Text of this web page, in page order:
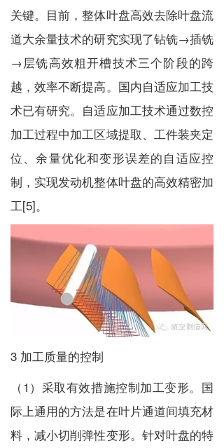
关键。目前，整体叶盘高效去除叶盘流
道大余量技术的研究实现了钻铣→插铣
→层铣高效粗开槽技术三个阶段的跨
越，效率不断提高。国内自适应加工技
术已有研究。自适应加工技术通过数控
加工过程中加工区域提取、工件装夹定
位、余量优化和变形误差的自适应控
制，实现发动机整体叶盘的高效精密加
工[5]。
3 加工质量的控制
（1）采取有效措施控制加工变形。国
际上通用的方法是在叶片通道间填充材
料，减小切削弹性变形。针对叶盘的特